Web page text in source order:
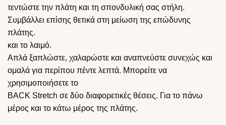
τεντώστε την πλάτη και τη σπονδυλική σας στήλη.
Συμβάλλει επίσης θετικά στη μείωση της επώδυνης
πλάτης.
και το λαιμό.
Απλά ξαπλώστε, χαλαρώστε και αναπνεύστε συνεχώς και
ομαλά για περίπου πέντε λεπτά. Μπορείτε να
χρησιμοποιήσετε το
BACK Stretch σε δύο διαφορετικές θέσεις. Για το πάνω
μέρος και το κάτω μέρος της πλάτης.